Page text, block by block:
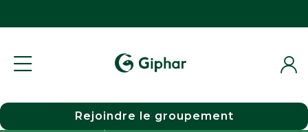
Choisir une pharmacie
Rejoindre le groupement